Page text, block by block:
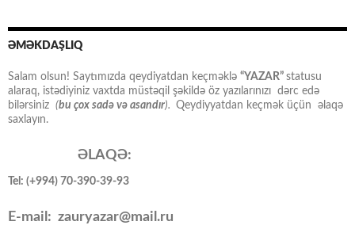
ƏMƏKDAŞLIQ
Salam olsun! Saytımızda qeydiyatdan keçməklə “YAZAR” statusu
alaraq, istədiyiniz vaxtda müstəqil şəkildə öz yazılarınızı dərc edə
bilərsiniz (bu çox sadə və asandır). Qeydiyyatdan keçmək üçün əlaqə
saxlayın.
ƏLAQƏ:
Tel: (+994) 70-390-39-93
E-mail: zauryazar@mail.ru